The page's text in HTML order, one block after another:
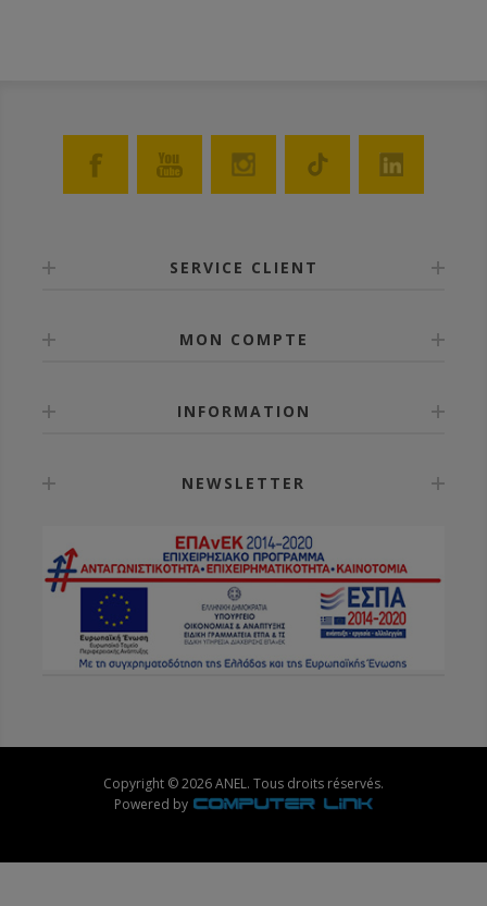
SERVICE CLIENT
MON COMPTE
INFORMATION
NEWSLETTER
Copyright © 2026 ANEL. Tous droits réservés.
Powered by